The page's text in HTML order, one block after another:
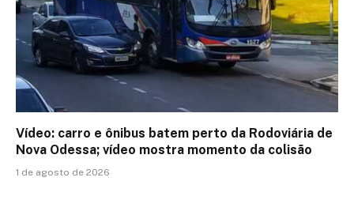
Vídeo: carro e ônibus batem perto da Rodoviária de
Nova Odessa; vídeo mostra momento da colisão
1 de agosto de 2026